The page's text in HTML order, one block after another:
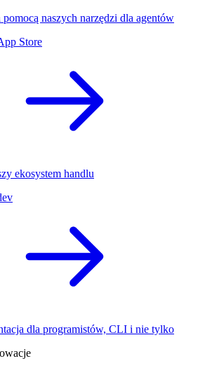
naszych narzędzi dla agentów
Store
ekosystem handlu
dla programistów, CLI i nie tylko